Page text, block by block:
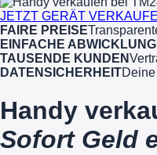
JETZT GERÄT
FAIRE PREISE
EINFACHE ABWICKLUNG
TAUSENDE KUNDEN
DATENSICHERHEIT
Handy
Sofort Geld